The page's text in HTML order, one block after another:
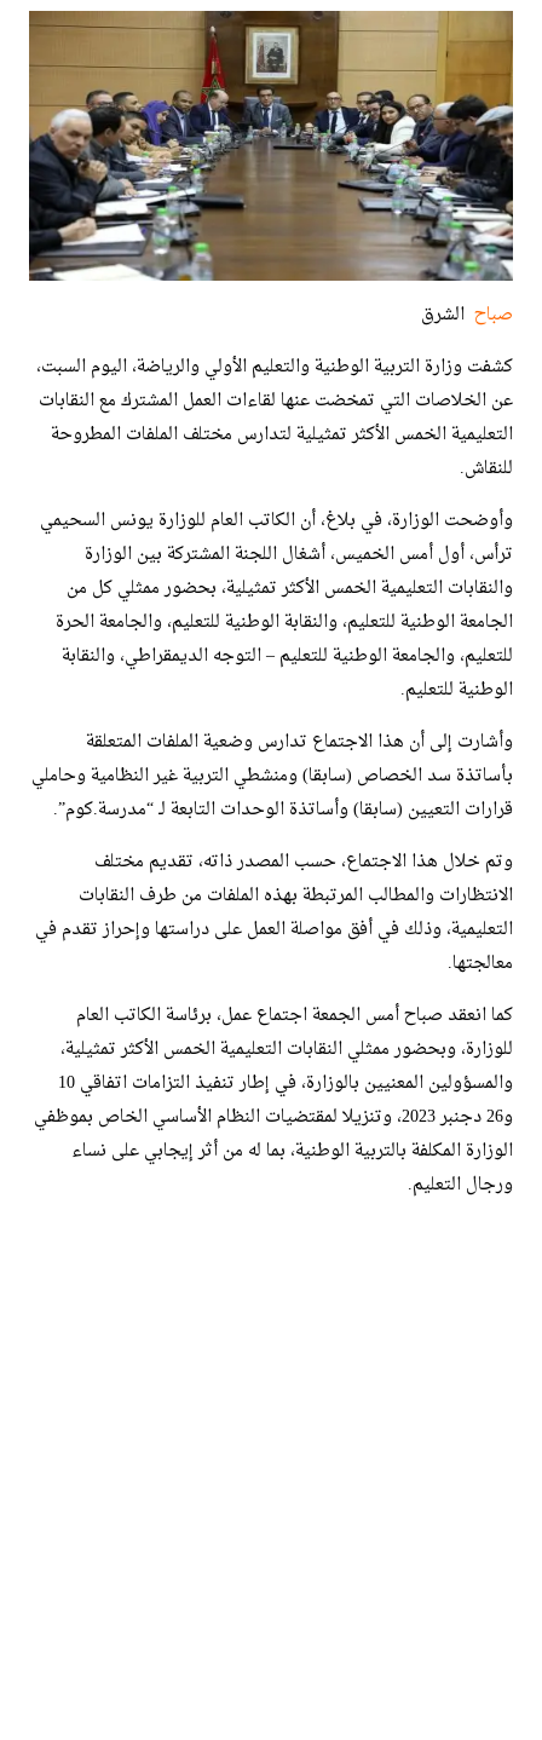
صباحالشرق
كشفت وزارة التربية الوطنية والتعليم الأولي والرياضة، اليوم السبت،
عن الخلاصات التي تمخضت عنها لقاءات العمل المشترك مع النقابات
التعليمية الخمس الأكثر تمثيلية لتدارس مختلف الملفات المطروحة
للنقاش.
وأوضحت الوزارة، في بلاغ، أن الكاتب العام للوزارة يونس السحيمي
ترأس، أول أمس الخميس، أشغال اللجنة المشتركة بين الوزارة
والنقابات التعليمية الخمس الأكثر تمثيلية، بحضور ممثلي كل من
الجامعة الوطنية للتعليم، والنقابة الوطنية للتعليم، والجامعة الحرة
للتعليم، والجامعة الوطنية للتعليم – التوجه الديمقراطي، والنقابة
الوطنية للتعليم.
وأشارت إلى أن هذا الاجتماع تدارس وضعية الملفات المتعلقة
بأساتذة سد الخصاص (سابقا) ومنشطي التربية غير النظامية وحاملي
قرارات التعيين (سابقا) وأساتذة الوحدات التابعة لـ “مدرسة.كوم”.
وتم خلال هذا الاجتماع، حسب المصدر ذاته، تقديم مختلف
الانتظارات والمطالب المرتبطة بهذه الملفات من طرف النقابات
التعليمية، وذلك في أفق مواصلة العمل على دراستها وإحراز تقدم في
معالجتها.
كما انعقد صباح أمس الجمعة اجتماع عمل، برئاسة الكاتب العام
للوزارة، وبحضور ممثلي النقابات التعليمية الخمس الأكثر تمثيلية،
والمسؤولين المعنيين بالوزارة، في إطار تنفيذ التزامات اتفاقي 10
و26 دجنبر 2023، وتنزيلا لمقتضيات النظام الأساسي الخاص بموظفي
الوزارة المكلفة بالتربية الوطنية، بما له من أثر إيجابي على نساء
ورجال التعليم.